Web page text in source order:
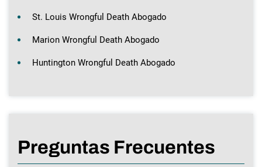
St. Louis Wrongful Death Abogado
Marion Wrongful Death Abogado
Huntington Wrongful Death Abogado
Preguntas Frecuentes